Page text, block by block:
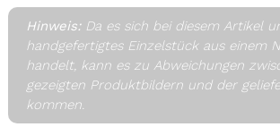
Hinweis: Da es sich bei diesem Artikel
handgefertigtes Einzelstück aus einem
handelt, kann es zu Abweichungen
gezeigten Produktbildern und der
kommen.